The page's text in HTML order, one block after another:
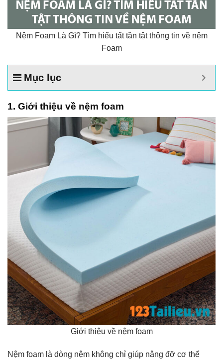
Nệm Foam Là Gì? Tìm hiểu tất tần tật thông tin về nệm
Foam
Mục lục
1. Giới thiệu về nệm foam
Giới thiệu về nệm foam
Nệm foam là dòng nệm không chỉ giúp nâng đỡ cơ thể